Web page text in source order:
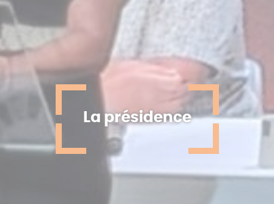
La présidence